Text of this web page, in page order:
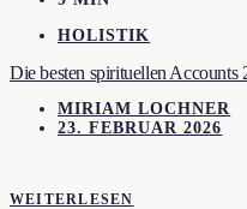
HOLISTIK
Die besten spirituellen Accounts
MIRIAM LOCHNER
23. FEBRUAR 2026
WEITERLESEN